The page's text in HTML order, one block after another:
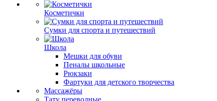
Косметички
Сумки для спорта и путешествий
Школа
Мешки для обуви
Пеналы школьные
Рюкзаки
Фартуки для детского творчества
Массажёры
Тату переводные